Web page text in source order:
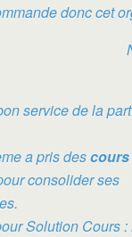
donc cet
service de la part
a pris descours
consolider ses
Solution Cours :